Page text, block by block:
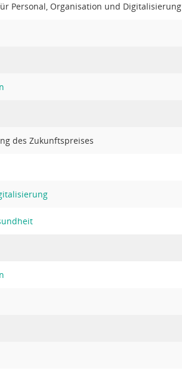
Personal, Organisation und Digitalisierung
des Zukunftspreises